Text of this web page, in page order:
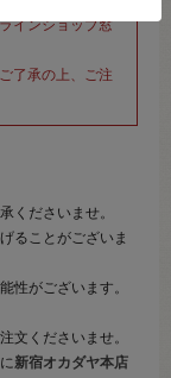
インショップ窓
了承の上、ご注
くださいませ。
ることがございま
性がございます。
文くださいませ。
新宿オカダヤ本店